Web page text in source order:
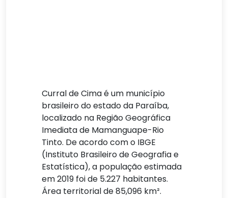
Curral de Cima é um município
brasileiro do estado da Paraíba,
localizado na Região Geográfica
Imediata de Mamanguape-Rio
Tinto. De acordo com o IBGE
(Instituto Brasileiro de Geografia e
Estatística), a população estimada
em 2019 foi de 5.227 habitantes.
Área territorial de 85,096 km².